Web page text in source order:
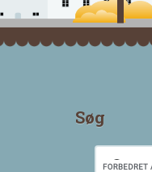
Søg